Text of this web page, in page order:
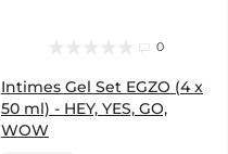
0
Intimes Gel Set EGZO (4 x
50 ml) - HEY, YES, GO,
WOW